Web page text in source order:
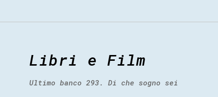
Libri e Film
Ultimo banco 293. Di che sogno sei